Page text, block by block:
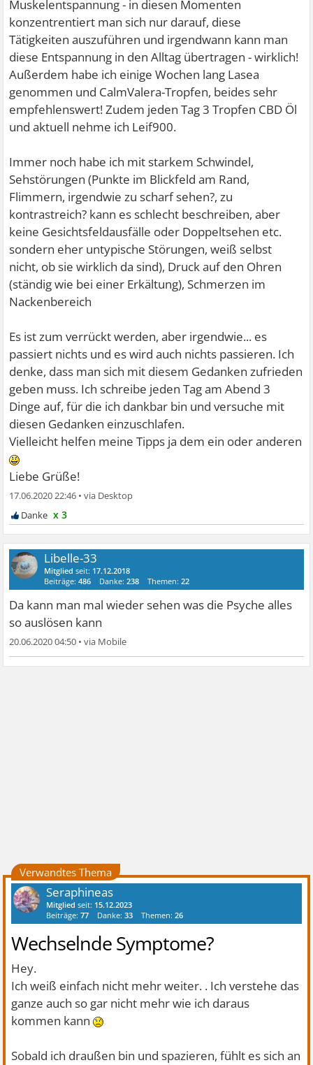
Muskelentspannung - in diesen Momenten
konzentrentiert man sich nur darauf, diese
Tätigkeiten auszuführen und irgendwann kann man
diese Entspannung in den Alltag übertragen - wirklich!
Außerdem habe ich einige Wochen lang Lasea
genommen und CalmValera-Tropfen, beides sehr
empfehlenswert! Zudem jeden Tag 3 Tropfen CBD Öl
und aktuell nehme ich Leif900.
Immer noch habe ich mit starkem Schwindel,
Sehstörungen (Punkte im Blickfeld am Rand,
Flimmern, irgendwie zu scharf sehen?, zu
kontrastreich? kann es schlecht beschreiben, aber
keine Gesichtsfeldausfälle oder Doppeltsehen etc.
sondern eher untypische Störungen, weiß selbst
nicht, ob sie wirklich da sind), Druck auf den Ohren
(ständig wie bei einer Erkältung), Schmerzen im
Nackenbereich
Es ist zum verrückt werden, aber irgendwie... es
passiert nichts und es wird auch nichts passieren. Ich
denke, dass man sich mit diesem Gedanken zufrieden
geben muss. Ich schreibe jeden Tag am Abend 3
Dinge auf, für die ich dankbar bin und versuche mit
diesen Gedanken einzuschlafen.
Vielleicht helfen meine Tipps ja dem ein oder anderen
Liebe Grüße!
17.06.2020 22:46 •
x 3
Libelle-33
Mitglied seit: 17.12.2018
Beiträge:486 Danke:238 Themen:22
Da kann man mal wieder sehen was die Psyche alles
so auslösen kann
20.06.2020 04:50 •
Verwandtes Thema
Seraphineas
Mitglied seit: 15.12.2023
Beiträge:77 Danke:33 Themen:26
Wechselnde Symptome?
Hey.
Ich weiß einfach nicht mehr weiter. . Ich verstehe das
ganze auch so gar nicht mehr wie ich daraus
kommen kann
Sobald ich draußen bin und spazieren, fühlt es sich an